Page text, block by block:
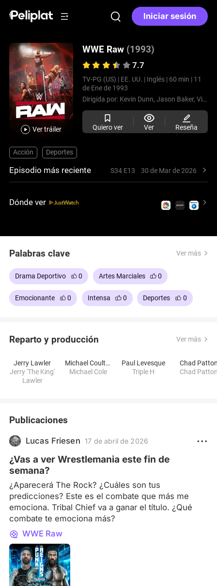
Iniciar sesión
Ver tráiler
WWE Raw (1993)
7.7
TV-PG (US) | EE. UU. | Inglés | 60 min | 11
de Ene de 1993
Dirigida por: Kevin Dunn, Jason Baker, Vince McMahon,
Quiero ver Ver Reseña
Acción Deportes
Episodio más reciente S34 E13 30 de Mar de 2026
Dónde ver
Palabras clave Ver más
Drama Deportivo 0 Artes Marciales 0
Emocionante 0 Intensa 0 Deportes 0
Reparto y producción Ver más
Jerry Lawler
Jerry 'The King'
Lawler
Michael Coulthard
Michael Cole
Paul Levesque
Triple H
Chad
Chad
Publicaciones
Lucas Friesen 17 de abril de 2026
¿Vas a ver Wrestlemania este fin de
semana?
¿Aparecerá The Rock? ¿Cuáles son tus
predicciones? Este es el combate que más me
emociona. Tribal Chief va a ganar el título. ¿Qué
combate te emociona más?
WWE Raw